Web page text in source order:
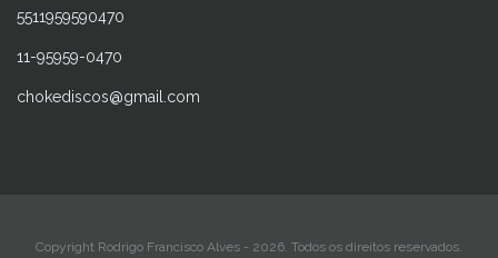
5511959590470
11-95959-0470
chokediscos@gmail.com
Copyright Rodrigo Francisco Alves - 2026. Todos os direitos reservados.